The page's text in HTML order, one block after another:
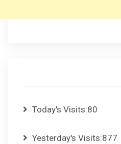
Today's Visits:80
Yesterday's Visits:877